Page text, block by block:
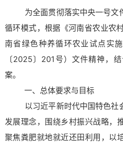
为全面贯彻落实中央一号文
循环模式，根据《河南省农业农
南省绿色种养循环农业试点实
〔2025〕201号）文件精神，
案。
一、总体要求与目标
以习近平新时代中国特色社
发展理念，围绕乡村振兴战略，
聚焦粪肥就地就近还田利用，以